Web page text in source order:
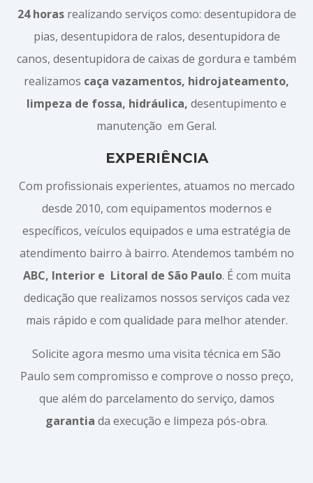
24 horasrealizando serviços como: desentupidora de
pias, desentupidora de ralos, desentupidora de
canos, desentupidora de caixas de gordura e também
realizamos caça vazamentos, hidrojateamento,
limpeza de fossa, hidráulica, desentupimento e
manutenção em Geral.
EXPERIÊNCIA
Com profissionais experientes, atuamos no mercado
desde 2010, com equipamentos modernos e
específicos, veículos equipados e uma estratégia de
atendimento bairro à bairro. Atendemos também no
ABC, Interior e Litoral de São Paulo. É com muita
dedicação que realizamos nossos serviços cada vez
mais rápido e com qualidade para melhor atender.
Solicite agora mesmo uma visita técnica em São
Paulo sem compromisso e comprove o nosso preço,
que além do parcelamento do serviço, damos
garantia da execução e limpeza pós-obra.